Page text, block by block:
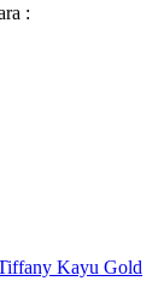
:
Kayu Gold